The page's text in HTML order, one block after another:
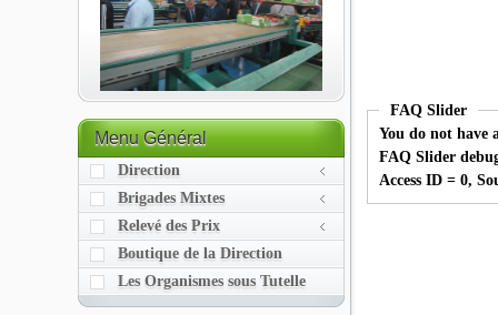
FAQ Slider
You do not have
FAQ Slider
Access ID = 0,
MenuGénéral
Direction
Brigades Mixtes
Relevé des Prix
Boutique de la Direction
Les Organismes sous Tutelle